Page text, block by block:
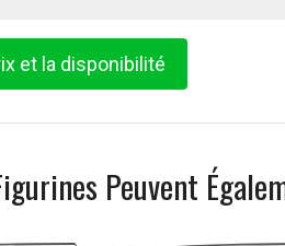
et la disponibilité
Peuvent